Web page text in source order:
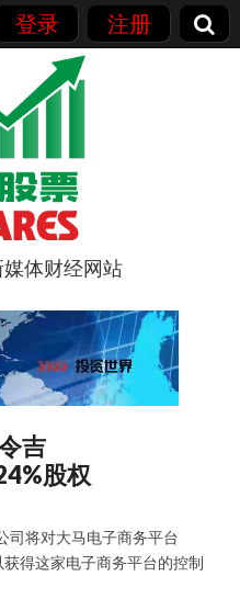
登录 注册
体财经网站
吉
股权
司将对大马电子商务平台
得这家电子商务平台的控制